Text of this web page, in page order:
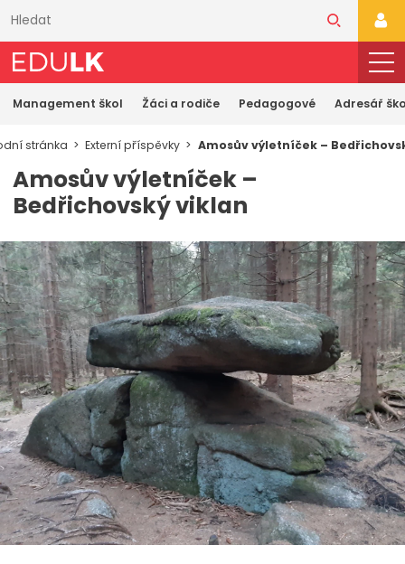
obsahu
Management škol Žáci a rodiče Pedagogové Adresář
stránka Externí příspěvky Amosův výletníček –
Amosův výletníček –
Bedřichovský viklan